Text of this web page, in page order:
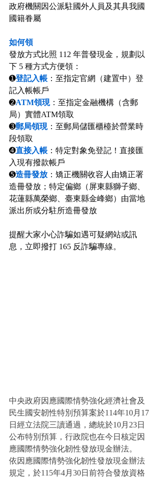
政府機關因公派駐國外人員及其具我國
國籍眷屬
如何領
發放方式比照 112 年普發現金，規劃以
下 5 種方式方便領：
➊登記入帳 ：至指定官網（建置中）登
記入帳帳戶
➋ATM領現 ：至指定金融機構（含郵
局）實體ATM領取
➌郵局領現 ：至郵局儲匯櫃檯於營業時
段領取
➍直接入帳 ：特定對象免登記！直接匯
入現有撥款帳戶
➎造冊發放 ：矯正機關收容人由矯正署
造冊發放；特定偏鄉（屏東縣獅子鄉、
花蓮縣萬榮鄉、臺東縣金峰鄉）由當地
派出所或分駐所造冊發放
提醒大家小心詐騙如遇可疑網站或訊
息，立即撥打 165 反詐騙專線。
中央政府因應國際情勢強化經濟社會及
民生國安韌性特別預算案於114年10月17
日經立法院三讀通過，總統於10月23日
公布特別預算，行政院也在今日核定因
應國際情勢強化韌性發放現金辦法。
依因應國際情勢強化韌性發放現金辦法
規定，於115年4月30日前符合發放資格